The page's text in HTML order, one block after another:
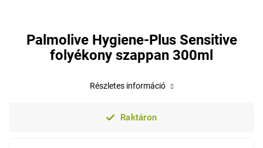
Palmolive Hygiene-Plus Sensitive
folyékony szappan 300ml
Raktáron
Részletes információ